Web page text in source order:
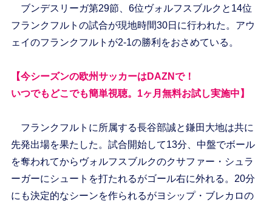
ブンデスリーガ第29節、6位ヴォルフスブルクと14位
フランクフルトの試合が現地時間30日に行われた。アウ
ェイのフランクフルトが2-1の勝利をおさめている。
【今シーズンの欧州サッカーはDAZNで！
いつでもどこでも簡単視聴。1ヶ月無料お試し実施中】
フランクフルトに所属する長谷部誠と鎌田大地は共に
先発出場を果たした。試合開始して13分、中盤でボール
を奪われてからヴォルフスブルクのクサファー・シュラ
ーガーにシュートを打たれるがゴール右に外れる。20分
にも決定的なシーンを作られるがヨシップ・ブレカロの